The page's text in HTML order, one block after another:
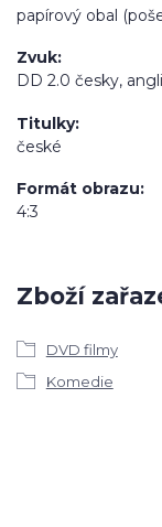
papírový obal
Zvuk
DD 2.0 česky,
Titulky
české
Formát obrazu
4:3
Zboží
DVD filmy
Komedie